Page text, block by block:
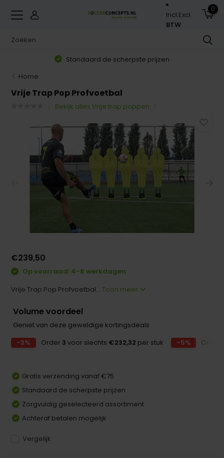
Incl.Excl.
BTW
0
Standaard de scherpste prijzen
Home
Vrije Trap Pop Profvoetbal
Bekijk alles Vrije trap poppen
€239,50
Op voorraad: 4-8 werkdagen
Vrije Trap Pop Profvoetbal...Toon meer
Volume voordeel
Geniet van deze geweldige kortingsdeals
-3%
Order 3 voor slechts €232,32 per stuk -5% Order
Gratis verzending vanaf €75
Standaard de scherpste prijzen
Zorgvuldig geselecteerd assortiment
Achteraf betalen mogelijk
Vergelijk